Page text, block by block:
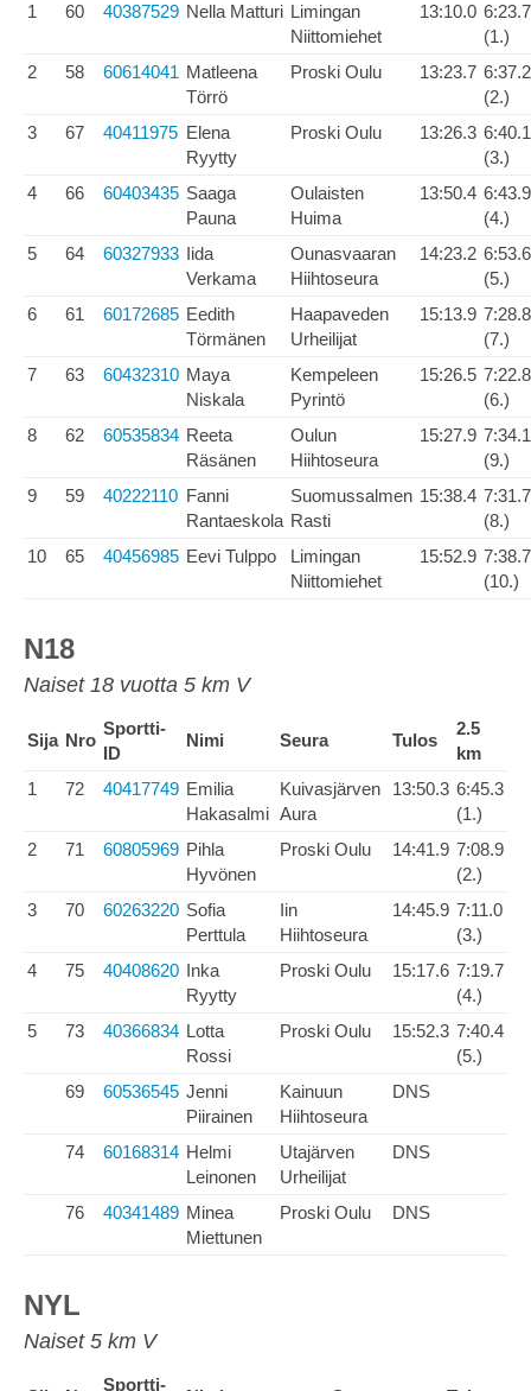
1
60 40387529 Nella Matturi Limingan
Niittomiehet
13:10.0 6:23.7
(1.)
2
58 60614041 Matleena
Törrö
Proski Oulu 13:23.7 6:37.2
(2.)
3
67 40411975 Elena
Ryytty
Proski Oulu 13:26.3 6:40.1
(3.)
4
66 60403435 Saaga
Pauna
Oulaisten
Huima
13:50.4 6:43.9
(4.)
5
64 60327933 Iida
Verkama
Ounasvaaran
Hiihtoseura
14:23.2 6:53.6
(5.)
6
61 60172685 Eedith
Törmänen
Haapaveden
Urheilijat
15:13.9 7:28.8
(7.)
7
63 60432310 Maya
Niskala
Kempeleen
Pyrintö
15:26.5 7:22.8
(6.)
8
62 60535834 Reeta
Räsänen
Oulun
Hiihtoseura
15:27.9 7:34.1
(9.)
9
59 40222110 Fanni
Rantaeskola
Suomussalmen
Rasti
15:38.4 7:31.7
(8.)
10
65 40456985 Eevi Tulppo
Limingan
Niittomiehet
15:52.9 7:38.7
(10.)
N18
Naiset 18 vuotta 5 km V
Sija Nro
Sportti-
ID
Nimi Seura Tulos
2.5
km
1
72 40417749 Emilia
Hakasalmi
Kuivasjärven
Aura
13:50.3 6:45.3
(1.)
2
71 60805969 Pihla
Hyvönen
Proski Oulu 14:41.9 7:08.9
(2.)
3
70 60263220 Sofia
Perttula
Iin
Hiihtoseura
14:45.9 7:11.0
(3.)
4
75 40408620 Inka
Ryytty
Proski Oulu 15:17.6 7:19.7
(4.)
5
73 40366834 Lotta
Rossi
Proski Oulu 15:52.3 7:40.4
(5.)
69
60536545 Jenni
Piirainen
Kainuun
Hiihtoseura
DNS
74 60168314 Helmi
Leinonen
Utajärven
Urheilijat
DNS
76 40341489 Minea
Miettunen
Proski Oulu DNS
NYL
Naiset 5 km V
Sportti-